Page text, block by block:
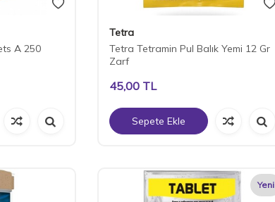
A 250
Tetra
Tetra Tetramin Pul Balık Yemi 12 Gr
Zarf
45,00TL
Sepete Ekle
Yeni